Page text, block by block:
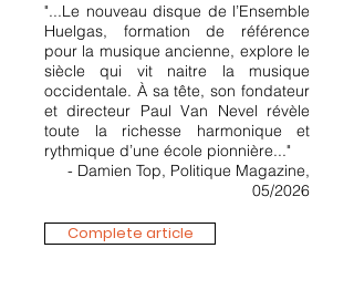
"...Le nouveau disque de l’Ensemble
Huelgas, formation de référence
pour la musique ancienne, explore le
siècle qui vit naitre la musique
occidentale. À sa tête, son fondateur
et directeur Paul Van Nevel révèle
toute la richesse harmonique et
rythmique d’une école pionnière..."
- Damien Top, Politique Magazine,
05/2026
Complete article